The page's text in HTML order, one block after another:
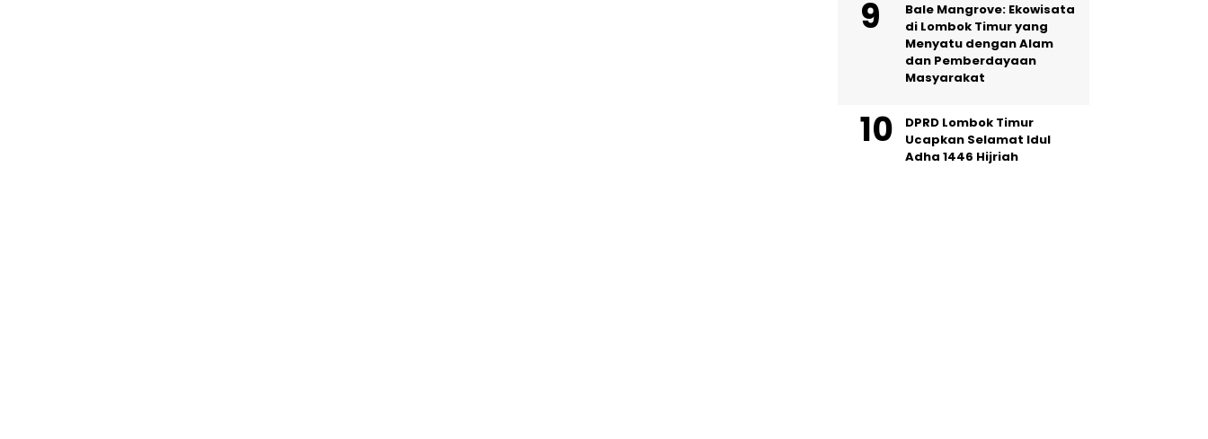
Bale Mangrove: Ekowisata
di Lombok Timur yang
Menyatu dengan Alam
dan Pemberdayaan
Masyarakat
DPRD Lombok Timur
Ucapkan Selamat Idul
Adha 1446 Hijriah